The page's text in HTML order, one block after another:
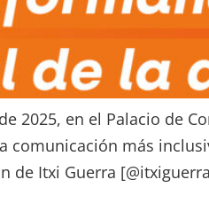
2025, en el Palacio de
comunicación más
de Itxi Guerra